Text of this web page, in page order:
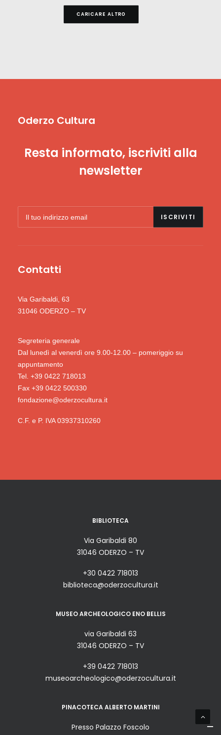
CARICARE ALTRO
Oderzo Cultura
Resta informato, iscriviti alla
newsletter
Contatti
Via Garibaldi, 63
31046 ODERZO – TV
Segreteria generale
Dal lunedì al venerdì ore 9.00-12.00 – pomeriggio su
appuntamento
Tel. +39 0422 718013
Fax +39 0422 500330
fondazione@oderzocultura.it
C.F. e P. IVA 03937310260
BIBLIOTECA
Via Garibaldi 80
31046 ODERZO – TV
+30 0422 718013
biblioteca@oderzocultura.it
MUSEO ARCHEOLOGICO ENO BELLIS
via Garibaldi 63
31046 ODERZO – TV
+39 0422 718013
museoarcheologico@oderzocultura.it
PINACOTECA ALBERTO MARTINI
Presso Palazzo Foscolo